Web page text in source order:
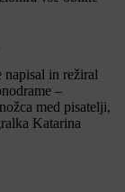
napisal in režiral
–
med pisatelji,
Katarina